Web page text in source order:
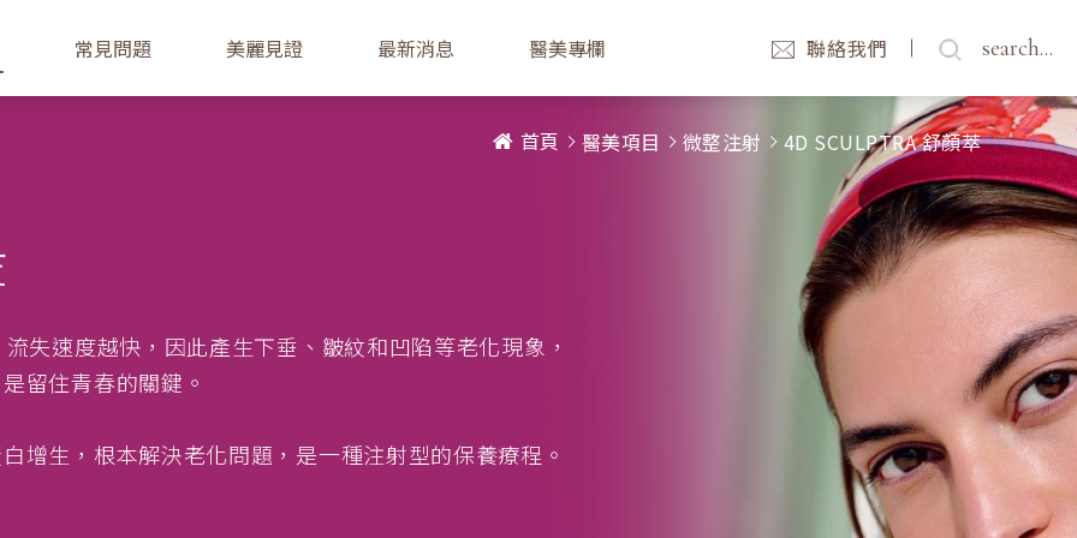
常見問題 美麗見證 最新消息 醫美專欄 聯絡我們 search...
首頁 醫美項目 微整注射 4D SCULPTRA 舒顏萃
失速度越快，因此產生下垂、皺紋和凹陷等老化現象，
留住青春的關鍵。
增生，根本解決老化問題，是一種注射型的保養療程。